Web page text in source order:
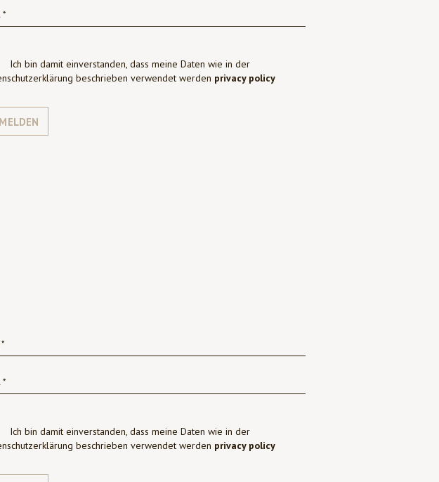
Ich bin damit einverstanden, dass meine Daten wie in der
beschrieben verwendet werden privacy policy
Ich bin damit einverstanden, dass meine Daten wie in der
beschrieben verwendet werden privacy policy